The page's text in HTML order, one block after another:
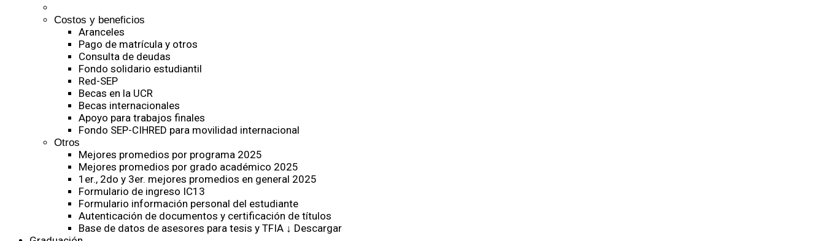
Costos y beneficios
Aranceles
Pago de matrícula y otros
Consulta de deudas
Fondo solidario estudiantil
Red-SEP
Becas en la UCR
Becas internacionales
Apoyo para trabajos finales
Fondo SEP-CIHRED para movilidad internacional
Otros
Mejores promedios por programa 2025
Mejores promedios por grado académico 2025
1er., 2do y 3er. mejores promedios en general 2025
Formulario de ingreso IC13
Formulario información personal del estudiante
Autenticación de documentos y certificación de títulos
Base de datos de asesores para tesis y TFIA ↓ Descargar